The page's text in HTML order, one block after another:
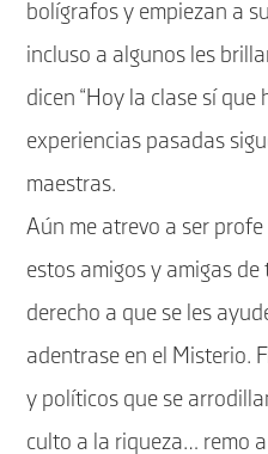
bolígrafos y empiezan a
incluso a algunos les
dicen “Hoy la clase sí que
experiencias pasadas
maestras.
Aún me atrevo a ser
estos amigos y amigas de
derecho a que se les
adentrase en el Misterio.
y políticos que se
culto a la riqueza… remo